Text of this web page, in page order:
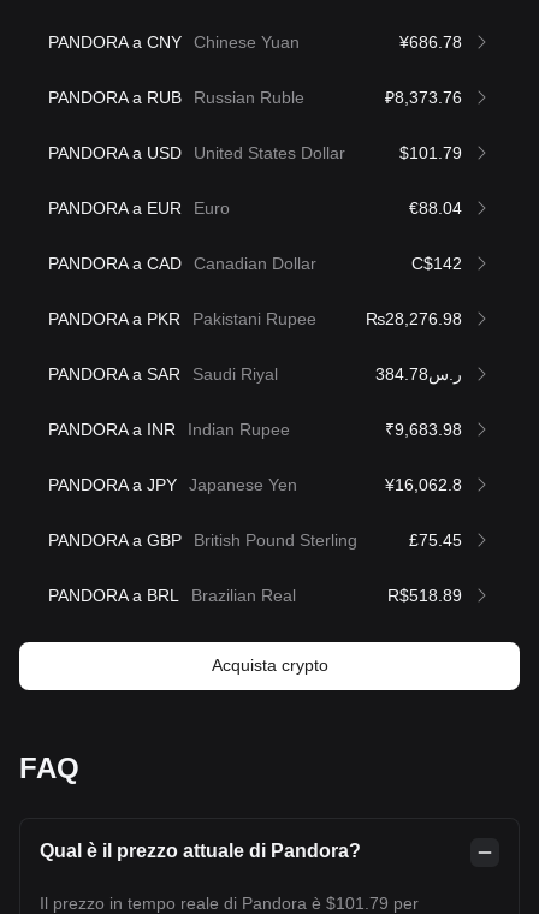
PANDORA a CNY Chinese Yuan ¥686.78
PANDORA a RUB Russian Ruble ₽8,373.76
PANDORA a USD United States Dollar $101.79
PANDORA a EUR Euro €88.04
PANDORA a CAD Canadian Dollar C$142
PANDORA a PKR Pakistani Rupee ₨28,276.98
PANDORA a SAR Saudi Riyal ر.س384.78
PANDORA a INR Indian Rupee ₹9,683.98
PANDORA a JPY Japanese Yen ¥16,062.8
PANDORA a GBP British Pound Sterling £75.45
PANDORA a BRL Brazilian Real R$518.89
Acquista crypto
FAQ
Qual è il prezzo attuale di Pandora?
Il prezzo in tempo reale di Pandora è $101.79 per